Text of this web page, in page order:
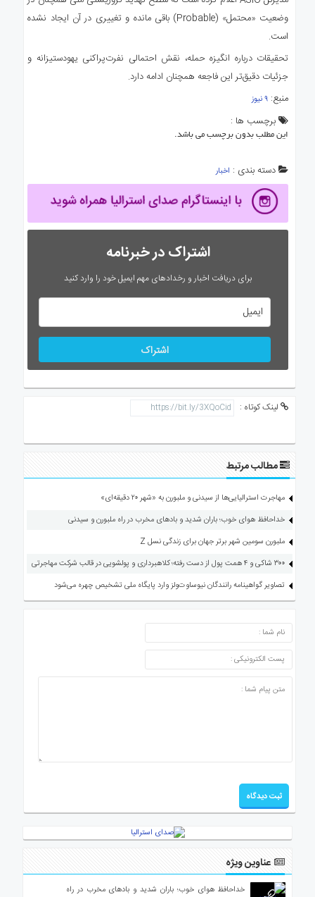
وضعیت «محتمل» (Probable) باقی مانده و تغییری در آن ایجاد نشده
است.
تحقیقات درباره انگیزه حمله، نقش احتمالی نفرت‌پراکنی یهودستیزانه و
جزئیات دقیق‌تر این فاجعه همچنان ادامه دارد.
منبع: ۹ نیوز
برچسب ها :
این مطلب بدون برچسب می باشد.
دسته بندی : اخبار
اشتراک در خبرنامه
برای دریافت اخبار و رخدادهای مهم ایمیل خود را وارد کنید
اشتراک
لینک کوتاه :
مطالب مرتبط
مهاجرت استرالیایی‌ها از سیدنی و ملبورن به «شهر ۲۰ دقیقه‌ای»
خداحافظ هوای خوب؛ باران شدید و بادهای مخرب در راه ملبورن و سیدنی
ملبورن سومین شهر برتر جهان برای زندگی نسل Z
۳۰۰ شاکی و ۴ همت پول از دست رفته؛ کلاهبرداری و پولشویی در قالب شرکت مهاجرتی
تصاویر گواهینامه رانندگان نیوساوت‌ولز وارد پایگاه ملی تشخیص چهره می‌شود
ارسال دیدگاه
عناوین ویژه
خداحافظ هوای خوب؛ باران شدید و بادهای مخرب در راه